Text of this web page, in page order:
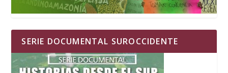
SERIE DOCUMENTAL SUROCCIDENTE